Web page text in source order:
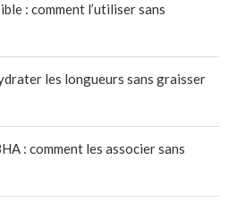
: comment l’utiliser sans
les longueurs sans graisser
: comment les associer sans